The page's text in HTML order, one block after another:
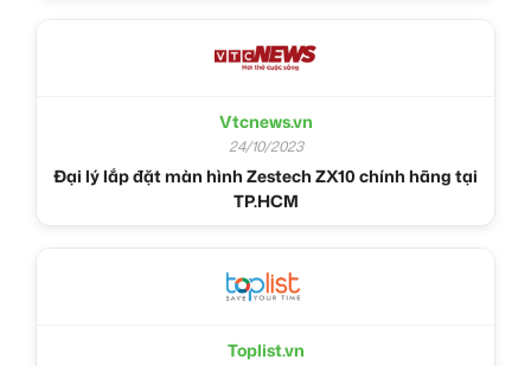
Vtcnews.vn
24/10/2023
Đại lý lắp đặt màn hình Zestech ZX10 chính hãng tại
TP.HCM
Toplist.vn